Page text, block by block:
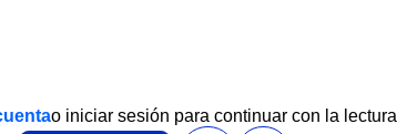
o iniciar sesión para continuar con la lectura